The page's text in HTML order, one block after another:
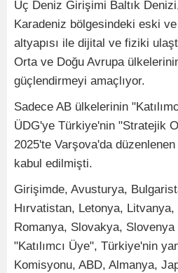
Üç Deniz Girişimi Baltık
Karadeniz bölgesindeki eski
altyapısı ile dijital ve fiziki
Orta ve Doğu Avrupa
güçlendirmeyi amaçlıyor.
Sadece AB ülkelerinin
ÜDG'ye Türkiye'nin "Stratejik
2025'te Varşova'da
kabul edilmişti.
Girişimde, Avusturya,
Hırvatistan, Letonya,
Romanya, Slovakya, Slovenya
"Katılımcı Üye", Türkiye'nin
Komisyonu, ABD, Almanya,